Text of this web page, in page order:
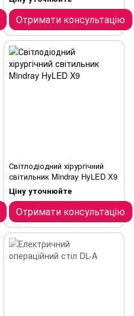
Отримати консультацію
Світлодіодний хірургічний
світильник Mindray HyLED X9
Ціну уточнюйте
Отримати консультацію